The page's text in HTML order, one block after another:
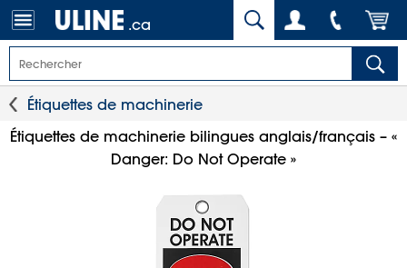
.ca
Étiquettes de machinerie
Étiquettes de machinerie bilingues anglais/français – «
Danger: Do Not Operate »